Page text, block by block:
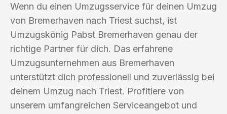
Wenn du einen Umzugsservice für deinen Umzug
von Bremerhaven nach Triest suchst, ist
Umzugskönig Pabst Bremerhaven genau der
richtige Partner für dich. Das erfahrene
Umzugsunternehmen aus Bremerhaven
unterstützt dich professionell und zuverlässig bei
deinem Umzug nach Triest. Profitiere von
unserem umfangreichen Serviceangebot und